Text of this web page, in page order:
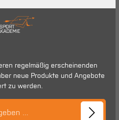
regelmäßig erscheinenden
neue Produkte und Angebote
zu werden.